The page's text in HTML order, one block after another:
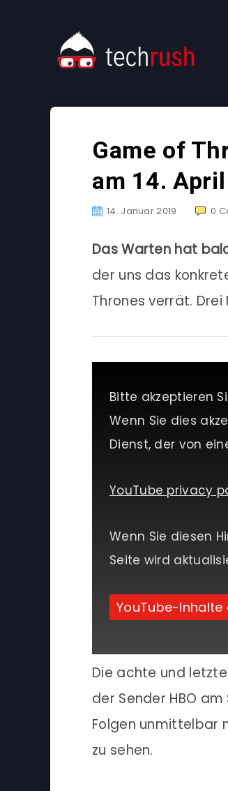
Game of
am 14.
14. Januar 2019 0
Das Warten hat
der uns das
Thrones verrät.
Bitte akzeptieren
Wenn Sie dies
Dienst, der von
YouTube privacy
Wenn Sie diesen
Seite wird
YouTube-Inhalte
Die achte und
der Sender HBO
Folgen unmittelbar
zu sehen.